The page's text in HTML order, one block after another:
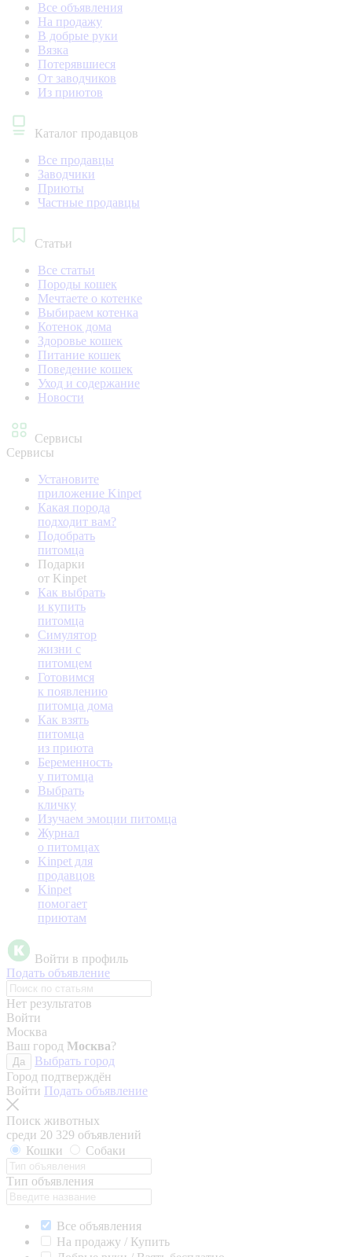
Все объявления
На продажу
В добрые руки
Вязка
Потерявшиеся
От заводчиков
Из приютов
Каталог продавцов
Все продавцы
Заводчики
Приюты
Частные продавцы
Статьи
Все статьи
Породы кошек
Мечтаете о котенке
Выбираем котенка
Котенок дома
Здоровье кошек
Питание кошек
Поведение кошек
Уход и содержание
Новости
Сервисы
Сервисы
Установите
приложение Kinpet
Какая порода
подходит вам?
Подобрать
питомца
Подарки
от Kinpet
Как выбрать
и купить
питомца
Симулятор
жизни с
питомцем
Готовимся
к появлению
питомца дома
Как взять
питомца
из приюта
Беременность
у питомца
Выбрать
кличку
Изучаем эмоции питомца
Журнал
о питомцах
Kinpet для
продавцов
Kinpet
помогает
приютам
Войти в профиль
Подать объявление
Нет результатов
Войти
Москва
Ваш город Москва?
Да
Выбрать город
Город подтверждён
Войти Подать объявление
Поиск животных
среди 20 329 объявлений
Кошки
Собаки
Тип объявления
Все объявления
На продажу / Купить